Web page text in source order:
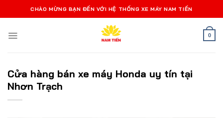
qua
dung
CHÀO MỪNG BẠN ĐẾN VỚI HỆ THỐNG XE MÁY NAM TIẾN
0
Cửa hàng bán xe máy Honda uy tín tại
Nhơn Trạch